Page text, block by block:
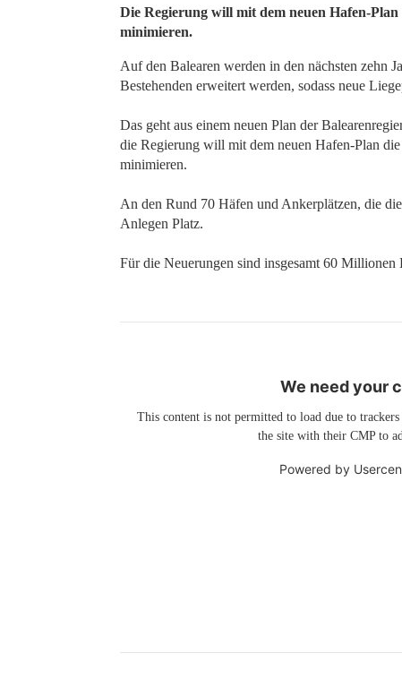
Die Regierung will mit dem neuen Hafen-
minimieren.
Auf den Balearen werden in den nächsten zehn
Bestehenden erweitert werden, sodass neue
Das geht aus einem neuen Plan der
die Regierung will mit dem neuen Hafen-Plan
minimieren.
An den Rund 70 Häfen und Ankerplätzen, die
Anlegen Platz.
Für die Neuerungen sind insgesamt 60 Millionen
We need your
This content is not permitted to load due to
the site with their CMP to
Powered by